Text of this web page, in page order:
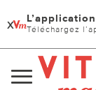
x Téléchargez